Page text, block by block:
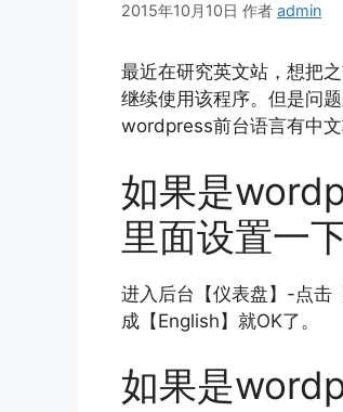
2015年10月10日 作者 admin
最近在研究英文站，想把
继续使用该程序。但是问
wordpress前台语言有中文
如果是
里面设置一
进入后台【仪表盘】-点击
成【English】就OK了。
如果是